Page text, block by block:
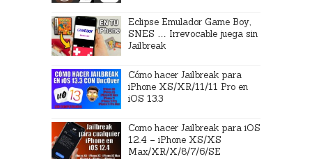
Eclipse Emulador Game Boy,
SNES … Irrevocable juega sin
Jailbreak
Cómo hacer Jailbreak para
iPhone XS/XR/11/11 Pro en
iOS 13.3
Como hacer Jailbreak para iOS
12.4 – iPhone XS/XS
Max/XR/X/8/7/6/SE